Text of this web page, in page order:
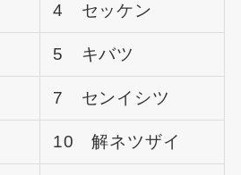
4 セッケン
5 キバツ
7 センイシツ
10 解ネツザイ